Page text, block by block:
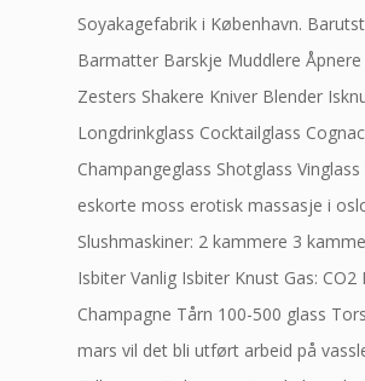
Soyakagefabrik i København.
Barmatter Barskje Muddlere Åpnere
Zesters Shakere Kniver Blender
Longdrinkglass Cocktailglass
Champangeglass Shotglass Vinglass
eskorte moss erotisk massasje i
Slushmaskiner: 2 kammere 3
Isbiter Vanlig Isbiter Knust Gas: CO2
Champagne Tårn 100-500 glass
mars vil det bli utført arbeid på